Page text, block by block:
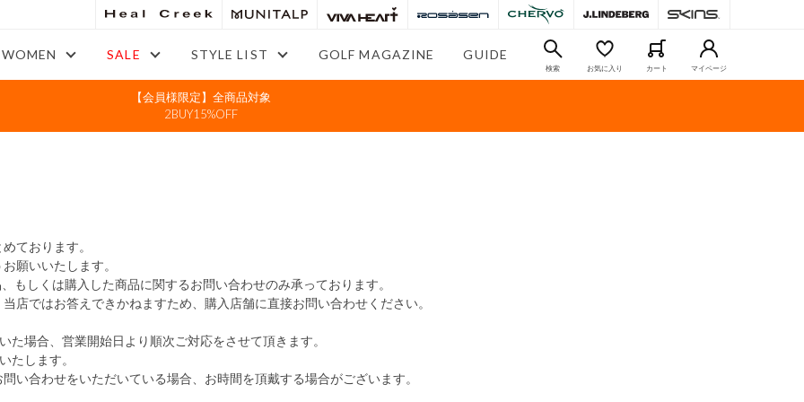
WOMEN SALE STYLE LIST GOLF MAGAZINE GUIDE
検索 お気に入り カート マイページ
【会員様限定】全商品対象
2BUY15%OFF
ております。
願いいたします。
もしくは購入した商品に関するお問い合わせのみ承っております。
店ではお答えできかねますため、購入店舗に直接お問い合わせください。
場合、営業開始日より順次ご対応をさせて頂きます。
たします。
い合わせをいただいている場合、お時間を頂戴する場合がございます。